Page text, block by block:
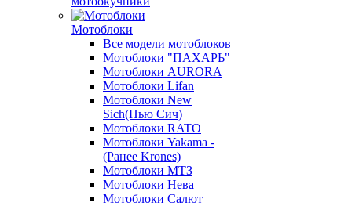
Мотоблоки
Все модели мотоблоков
Мотоблоки "ПАХАРЬ"
Мотоблоки AURORA
Мотоблоки Lifan
Мотоблоки New
Sich(Нью Сич)
Мотоблоки RATO
Мотоблоки Yakama -
(Ранее Krones)
Мотоблоки МТЗ
Мотоблоки Нева
Мотоблоки Салют